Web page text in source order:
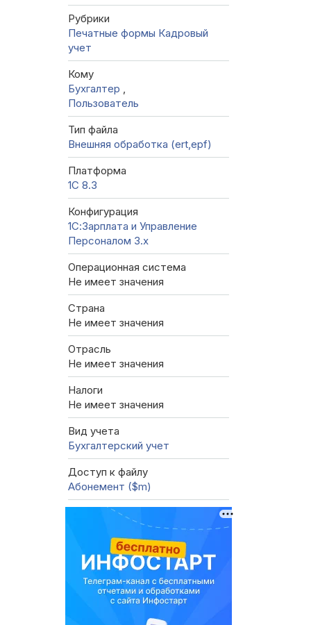
Рубрики
Печатные формы Кадровый
учет
Кому
Бухгалтер ,
Пользователь
Тип файла
Внешняя обработка (ert,epf)
Платформа
1С 8.3
Конфигурация
1С:Зарплата и Управление
Персоналом 3.x
Операционная система
Не имеет значения
Страна
Не имеет значения
Отрасль
Не имеет значения
Налоги
Не имеет значения
Вид учета
Бухгалтерский учет
Доступ к файлу
Абонемент ($m)